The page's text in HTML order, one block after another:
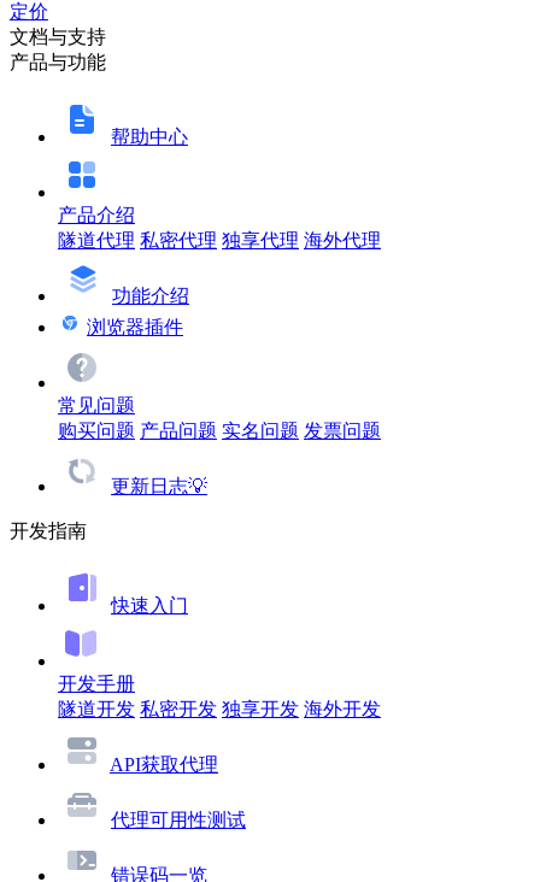
定价
文档与支持
产品与功能
帮助中心
产品介绍
隧道代理 私密代理 独享代理 海外代理
功能介绍
浏览器插件
常见问题
购买问题 产品问题 实名问题 发票问题
更新日志💡
开发指南
快速入门
开发手册
隧道开发 私密开发 独享开发 海外开发
API获取代理
代理可用性测试
错误码一览